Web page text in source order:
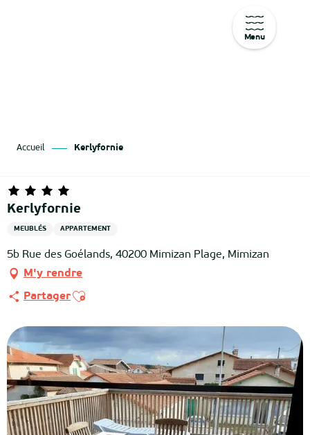
Menu
Accueil Kerlyfornie
Kerlyfornie
MEUBLÉS APPARTEMENT
5b Rue des Goélands, 40200 Mimizan Plage, Mimizan
M'y rendre
PartagerAjouter aux favoris